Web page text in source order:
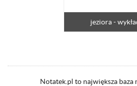
jeziora -
Notatek.pl to największa baza